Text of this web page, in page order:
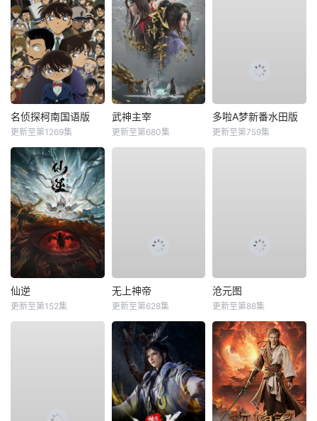
名侦探柯南国语版
更新至第1269集
武神主宰
更新至第680集
多啦A梦新番水田版
更新至第759集
仙逆
更新至第152集
无上神帝
更新至第628集
沧元图
更新至第88集